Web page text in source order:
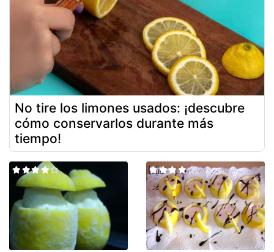
No tire los limones usados: ¡descubre
cómo conservarlos durante más
tiempo!